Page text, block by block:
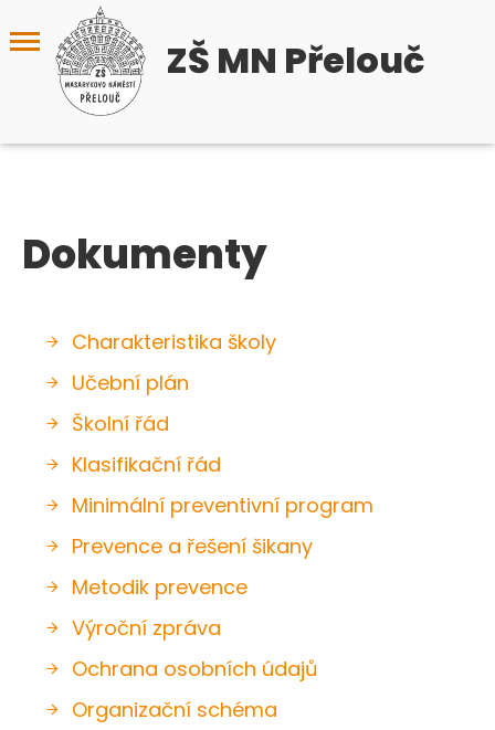
ZŠ MN Přelouč
Dokumenty
Charakteristika školy
Učební plán
Školní řád
Klasifikační řád
Minimální preventivní program
Prevence a řešení šikany
Metodik prevence
Výroční zpráva
Ochrana osobních údajů
Organizační schéma